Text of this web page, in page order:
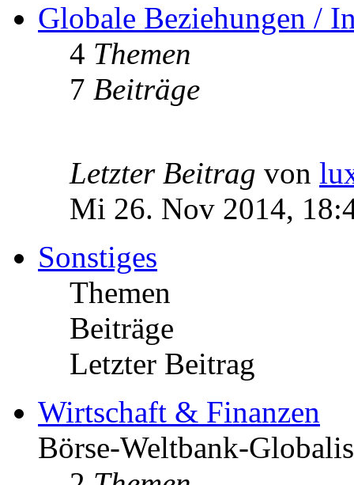
Globale Beziehungen /
4 Themen
7 Beiträge
Letzter Beitrag von
Mi 26. Nov 2014,
Sonstiges
Themen
Beiträge
Letzter Beitrag
Wirtschaft & Finanzen
Börse-Weltbank-